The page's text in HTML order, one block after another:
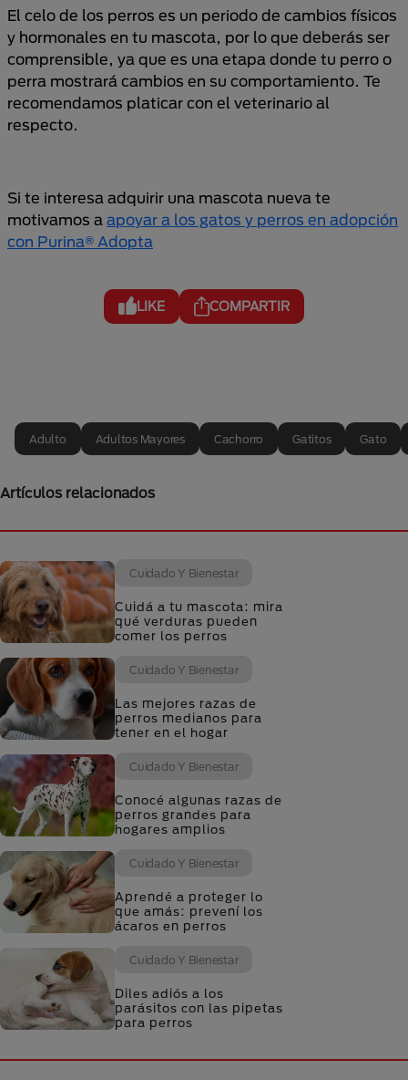
El celo de los perros es un periodo de cambios físicos
y hormonales en tu mascota, por lo que deberás ser
comprensible, ya que es una etapa donde tu perro o
perra mostrará cambios en su comportamiento. Te
recomendamos platicar con el veterinario al
respecto.
Si te interesa adquirir una mascota nueva te
motivamos a apoyar a los gatos y perros en adopción
con Purina® Adopta
LIKE COMPARTIR
Adulto Adultos Mayores Cachorro Gatitos Gato
Artículos relacionados
Cuidado Y Bienestar
Cuidá a tu mascota: mira
qué verduras pueden
comer los perros
Cuidado Y Bienestar
Las mejores razas de
perros medianos para
tener en el hogar
Cuidado Y Bienestar
Conocé algunas razas de
perros grandes para
hogares amplios
Cuidado Y Bienestar
Aprendé a proteger lo
que amás: prevení los
ácaros en perros
Cuidado Y Bienestar
Diles adiós a los
parásitos con las pipetas
para perros